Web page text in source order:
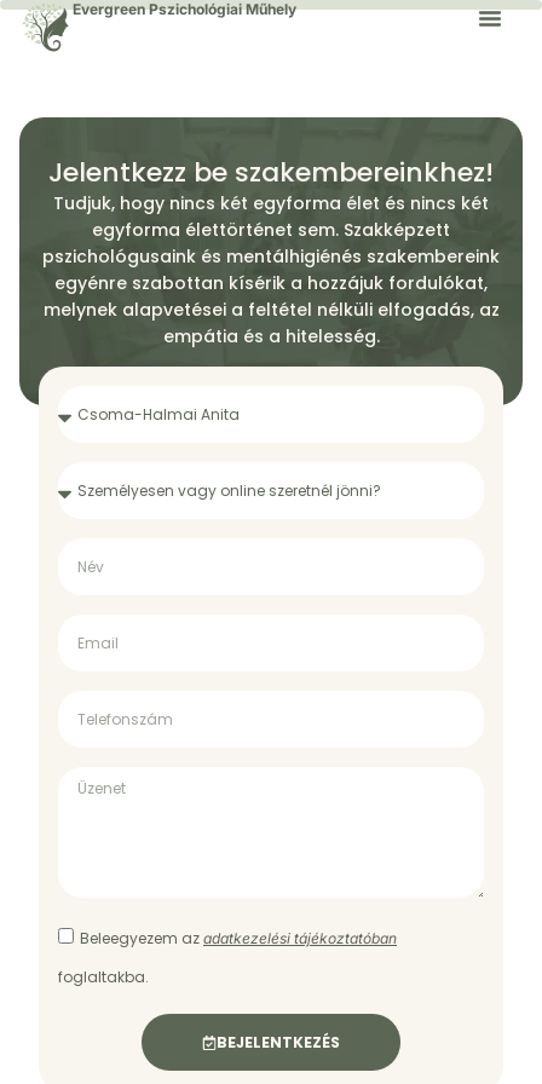
Evergreen Pszichológiai Műhely
Jelentkezz be szakembereinkhez!
Tudjuk, hogy nincs két egyforma élet és nincs két
egyforma élettörténet sem. Szakképzett
pszichológusaink és mentálhigiénés szakembereink
egyénre szabottan kísérik a hozzájuk fordulókat,
melynek alapvetései a feltétel nélküli elfogadás, az
empátia és a hitelesség.​
Beleegyezem az adatkezelési tájékoztatóban
foglaltakba.
BEJELENTKEZÉS